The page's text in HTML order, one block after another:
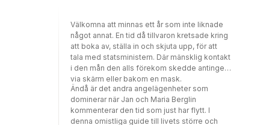
den intensiva produktionen under så lång
tid."
Välkomna att minnas ett år som inte liknade
något annat. En tid då tillvaron kretsade kring
att boka av, ställa in och skjuta upp, för att
tala med statsministern. Där mänsklig kontakt
i den mån den alls förekom skedde antingen
via skärm eller bakom en mask.
Ändå är det andra angelägenheter som
dominerar när Jan och Maria Berglin
kommenterar den tid som just har flytt. I
denna omistliga guide till livets större och